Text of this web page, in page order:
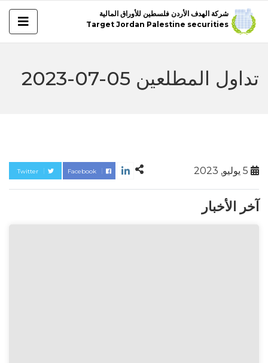
شركة الهدف الأردن فلسطين للأوراق المالية
Target Jordan Palestine securities
تداول المطلعين 05-07-2023
Twitter Facebook
آخر الأخبار